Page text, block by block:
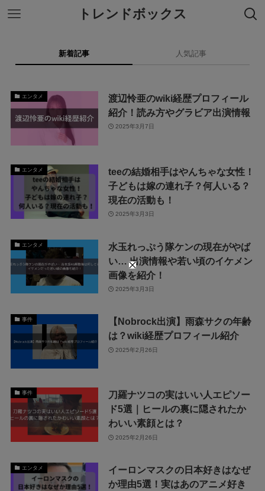
トレンドボックス
新着記事 人気記事
エンタメ
渡辺怜亜のwiki経歴プロフィール
紹介！読み方やグラビア出演情報
2025年3月7日
エンタメ
teeの結婚相手はやんちゃな女性！
子どもは嫁の連れ子？何人いる？
現在の活動も！
2025年3月3日
エンタメ
水玉れっぷう隊ケンの現在がやば
い… 出演情報や若い頃のイケメン
画像を紹介！
2025年3月3日
事件
【Nobrock出演】雨森サクの年齢
は？wiki経歴プロフィール紹介
2025年2月26日
事件
刀羅ナツコの実はいい人エピソー
ド5選｜ヒールの裏に隠されたか
わいい素顔とは？
2025年2月26日
エンタメ
イーロンマスクの日本好きはなぜ
か理由5選！実はあのアニメ好き